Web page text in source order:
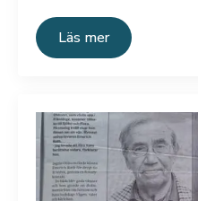
Läs mer